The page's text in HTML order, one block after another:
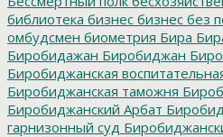
библиотека бизнес бизнес без
омбудсмен биометрия Бира
Биробидажан Биробиджан
Биробиджанская
Биробиджанская таможня
Биробиджанский Арбат
гарнизонный суд